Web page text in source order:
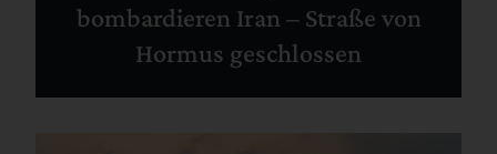
bombardieren Iran – Straße von
Hormus geschlossen